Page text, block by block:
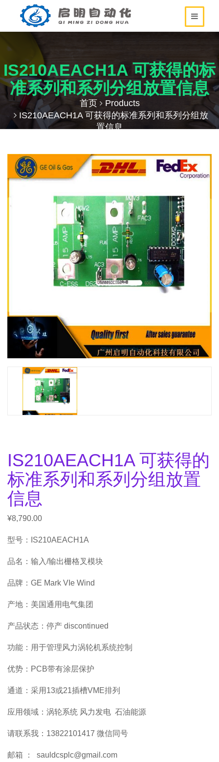
IS210AEACH1A 可获得的标
准系列和系列分组放置信息
首页
Products
IS210AEACH1A 可获得的标准系列和系列分组放
置信息
IS210AEACH1A 可获得的
标准系列和系列分组放置
信息
¥8,790.00
型号：IS210AEACH1A
品名：输入/输出栅格叉模块
品牌：GE Mark VIe Wind
产地：美国通用电气集团
产品状态：停产 discontinued
功能：用于管理风力涡轮机系统控制
优势：PCB带有涂层保护
通道：采用13或21插槽VME排列
应用领域：涡轮系统 风力发电 石油能源
请联系我：13822101417 微信同号
邮箱 ： sauldcsplc@gmail.com